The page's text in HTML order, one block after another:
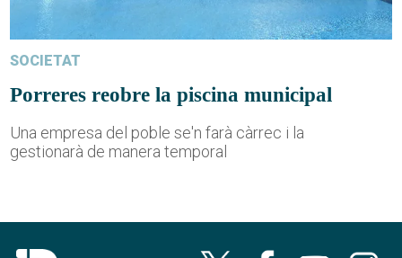
SOCIETAT
Porreres reobre la piscina municipal
Una empresa del poble se'n farà càrrec i la
gestionarà de manera temporal